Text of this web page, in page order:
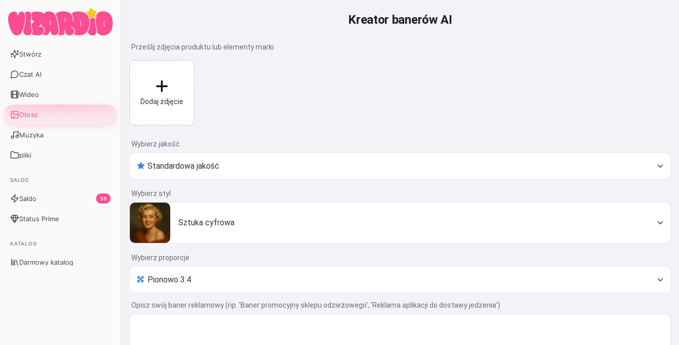
Stwórz
Czat AI
Wideo
Obraz
Muzyka
pliki
SALDO
Saldo 35
Status Prime
KATALOG
Darmowy katalog
Kreator banerów AI
Prześlij zdjęcia produktu lub elementy marki
Dodaj zdjęcie
Wybierz jakość
Wybierz styl
Sztuka cyfrowa
Wybierz proporcje
Opisz swój baner reklamowy (np. 'Baner promocyjny sklepu odzieżowego', 'Reklama aplikacji do dostawy jedzenia')